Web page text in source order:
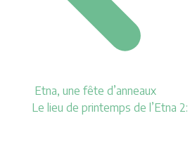
Etna, une fête d’anneaux
Le lieu de printemps de l’Etna